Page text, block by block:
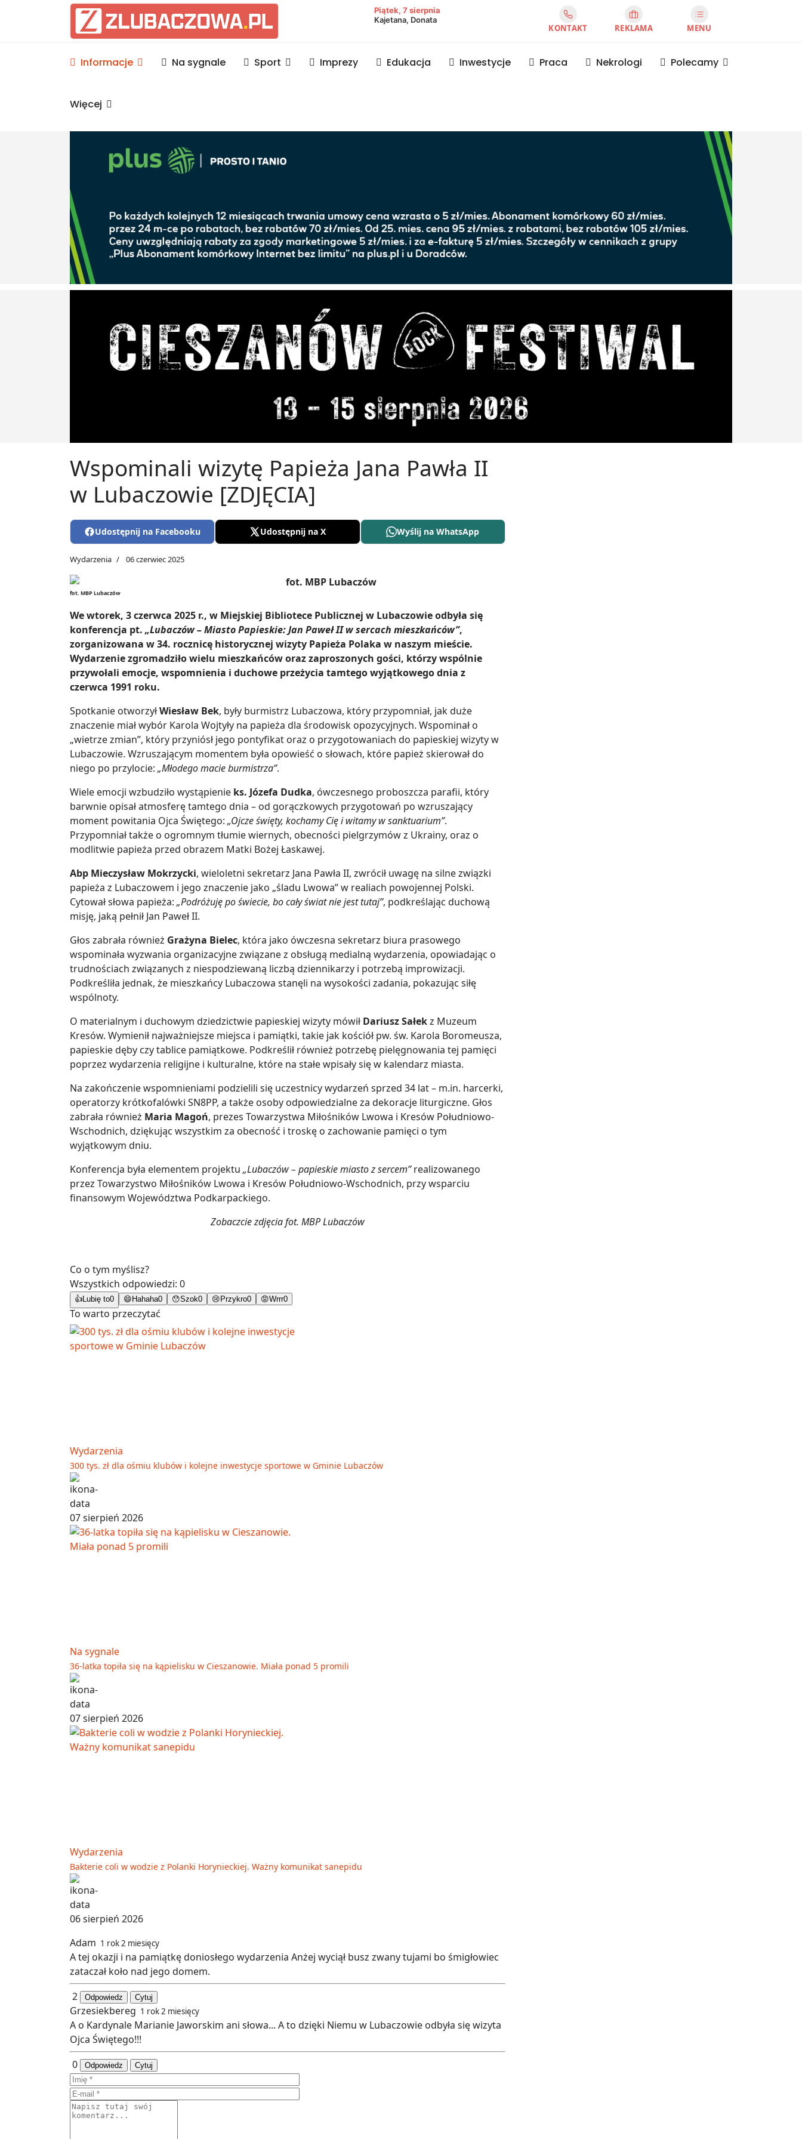
Informacje Lubaczów, powiat lubaczowski
Piątek, 7 sierpnia
Kajetana, Donata
KONTAKT REKLAMA MENU
Informacje Na sygnale Sport Imprezy Edukacja Inwestycje Praca Nekrologi Polecamy
Więcej
Wspominali wizytę Papieża Jana Pawła II
w Lubaczowie [ZDJĘCIA]
Udostępnij na Facebooku Udostępnij na X Wyślij na WhatsApp
Wydarzenia 06 czerwiec 2025
fot. MBP Lubaczów
We wtorek, 3 czerwca 2025 r., w Miejskiej Bibliotece Publicznej w Lubaczowie odbyła się
konferencja pt. „Lubaczów – Miasto Papieskie: Jan Paweł II w sercach mieszkańców”,
zorganizowana w 34. rocznicę historycznej wizyty Papieża Polaka w naszym mieście.
Wydarzenie zgromadziło wielu mieszkańców oraz zaproszonych gości, którzy wspólnie
przywołali emocje, wspomnienia i duchowe przeżycia tamtego wyjątkowego dnia z
czerwca 1991 roku.
Spotkanie otworzyłWiesław Bek, były burmistrz Lubaczowa, który przypomniał, jak duże
znaczenie miał wybór Karola Wojtyły na papieża dla środowisk opozycyjnych. Wspominał o
„wietrze zmian”, który przyniósł jego pontyfikat oraz o przygotowaniach do papieskiej wizyty w
Lubaczowie. Wzruszającym momentem była opowieść o słowach, które papież skierował do
niego po przylocie: „Młodego macie burmistrza”.
Wiele emocji wzbudziło wystąpienie ks. Józefa Dudka, ówczesnego proboszcza parafii, który
barwnie opisał atmosferę tamtego dnia – od gorączkowych przygotowań po wzruszający
moment powitania Ojca Świętego: „Ojcze święty, kochamy Cię i witamy w sanktuarium”.
Przypomniał także o ogromnym tłumie wiernych, obecności pielgrzymów z Ukrainy, oraz o
modlitwie papieża przed obrazem Matki Bożej Łaskawej.
Abp Mieczysław Mokrzycki, wieloletni sekretarz Jana Pawła II, zwrócił uwagę na silne związki
papieża z Lubaczowem i jego znaczenie jako „śladu Lwowa” w realiach powojennej Polski.
Cytował słowa papieża: „Podróżuję po świecie, bo cały świat nie jest tutaj”, podkreślając duchową
misję, jaką pełnił Jan Paweł II.
Głos zabrała również Grażyna Bielec, która jako ówczesna sekretarz biura prasowego
wspominała wyzwania organizacyjne związane z obsługą medialną wydarzenia, opowiadając o
trudnościach związanych z niespodziewaną liczbą dziennikarzy i potrzebą improwizacji.
Podkreśliła jednak, że mieszkańcy Lubaczowa stanęli na wysokości zadania, pokazując siłę
wspólnoty.
O materialnym i duchowym dziedzictwie papieskiej wizyty mówił Dariusz Sałekz Muzeum
Kresów. Wymienił najważniejsze miejsca i pamiątki, takie jak kościół pw. św. Karola Boromeusza,
papieskie dęby czy tablice pamiątkowe. Podkreślił również potrzebę pielęgnowania tej pamięci
poprzez wydarzenia religijne i kulturalne, które na stałe wpisały się w kalendarz miasta.
Na zakończenie wspomnieniami podzielili się uczestnicy wydarzeń sprzed 34 lat – m.in. harcerki,
operatorzy krótkofalówki SN8PP, a także osoby odpowiedzialne za dekoracje liturgiczne. Głos
zabrała również Maria Magoń, prezes Towarzystwa Miłośników Lwowa i Kresów Południowo-
Wschodnich, dziękując wszystkim za obecność i troskę o zachowanie pamięci o tym
wyjątkowym dniu.
Konferencja była elementem projektu „Lubaczów – papieskie miasto z sercem”realizowanego
przez Towarzystwo Miłośników Lwowa i Kresów Południowo-Wschodnich, przy wsparciu
finansowym Województwa Podkarpackiego.
Zobaczcie zdjęcia fot. MBP Lubaczów
Co o tym myślisz?
Wszystkich odpowiedzi: 0
👍Lubię to0 😄 Hahaha0 😯Szok0 😢 Przykro0 😡Wrrr0
To warto przeczytać
Wydarzenia
300 tys. zł dla ośmiu klubów i kolejne inwestycje sportowe w Gminie Lubaczów
07 sierpień 2026
Na sygnale
36-latka topiła się na kąpielisku w Cieszanowie. Miała ponad 5 promili
07 sierpień 2026
Wydarzenia
Bakterie coli w wodzie z Polanki Horynieckiej. Ważny komunikat sanepidu
06 sierpień 2026
Adam 1 rok 2 miesięcy
A tej okazji i na pamiątkę doniosłego wydarzenia Anżej wyciął busz zwany tujami bo śmigłowiec
zataczał koło nad jego domem.
2
Odpowiedz Cytuj
Grzesiekbereg 1 rok 2 miesięcy
A o Kardynale Marianie Jaworskim ani słowa... A to dzięki Niemu w Lubaczowie odbyła się wizyta
Ojca Świętego!!!
0
Odpowiedz Cytuj